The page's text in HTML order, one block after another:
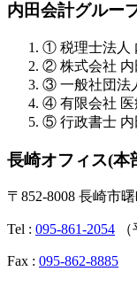
内田会計グルー
① 税理士法人
② 株式会社 内
③ 一般社団法
④ 有限会社 医
⑤ 行政書士 内
長崎オフィス
〒852-8008 長崎市
Tel : 095-861-2054
Fax : 095-862-8885